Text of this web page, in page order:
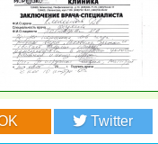
Twitter